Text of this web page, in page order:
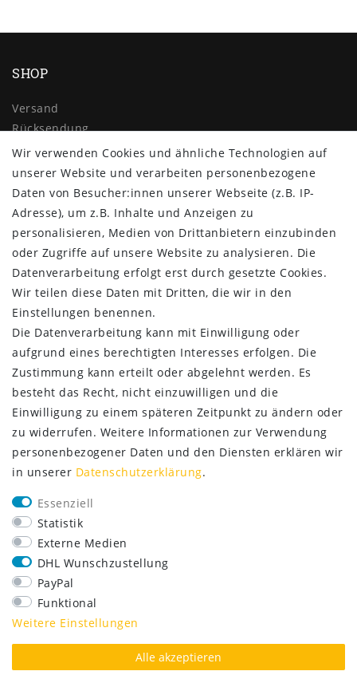
SHOP
Versand
Rücksendung
Widerrufs­recht
Impressum
Daten­schutz­erklärung
AGB
Kontakt
ZAHLUNG & VERSAND
SERVICE
Lieferung nur 2,95 €
Rücksendung kostenfrei
14 Tage Rückgaberecht
Kurze Lieferzeit
FOLGE UNS
Wir verwenden Cookies und ähnliche Technologien auf
unserer Website und verarbeiten personenbezogene
Daten von Besucher:innen unserer Webseite (z.B. IP-
Adresse), um z.B. Inhalte und Anzeigen zu
personalisieren, Medien von Drittanbietern einzubinden
oder Zugriffe auf unsere Website zu analysieren. Die
Datenverarbeitung erfolgt erst durch gesetzte Cookies.
Wir teilen diese Daten mit Dritten, die wir in den
Einstellungen benennen.
Die Datenverarbeitung kann mit Einwilligung oder
aufgrund eines berechtigten Interesses erfolgen. Die
Zustimmung kann erteilt oder abgelehnt werden. Es
besteht das Recht, nicht einzuwilligen und die
Einwilligung zu einem späteren Zeitpunkt zu ändern oder
zu widerrufen. Weitere Informationen zur Verwendung
personenbezogener Daten und den Diensten erklären wir
in unserer Daten­schutz­erklärung.
Essenziell
Statistik
Externe Medien
DHL Wunschzustellung
PayPal
Funktional
Weitere Einstellungen
Alle akzeptieren